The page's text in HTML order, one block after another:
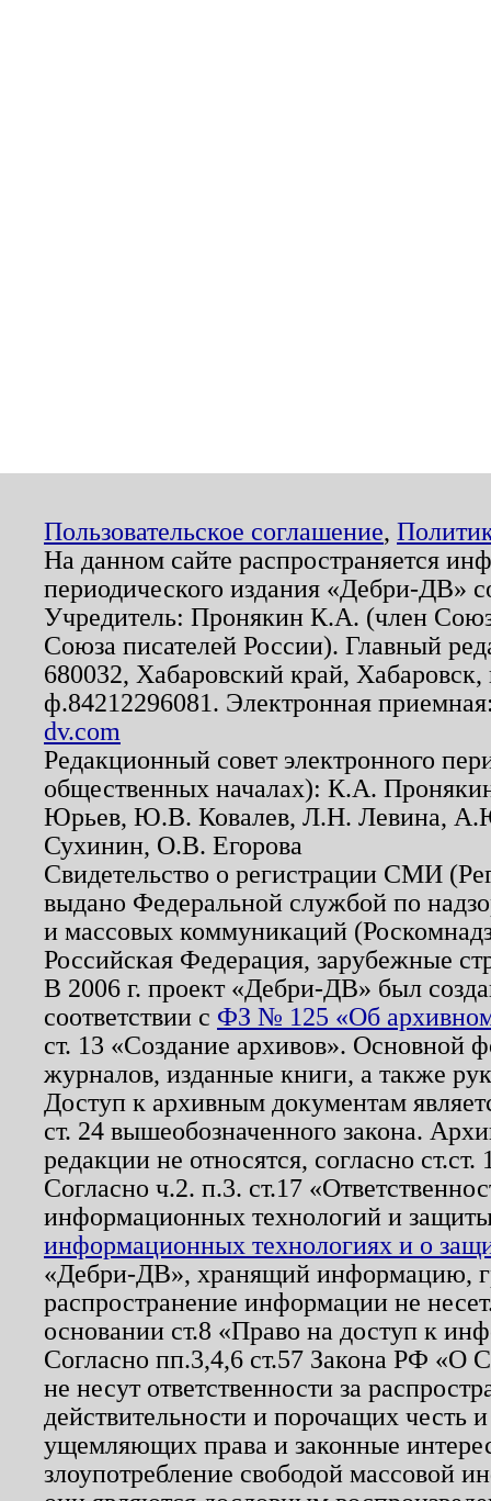
Пользовательское соглашение,
На данном сайте распространяется
периодического издания «Дебри-ДВ»
Учредитель: Пронякин К.А. (член
Союза писателей России). Главный
680032, Хабаровский край,
ф.84212296081. Электронная
dv.com
Редакционный совет электронного
общественных началах): К.А.
Юрьев, Ю.В. Ковалев, Л.Н. Левина,
Сухинин, О.В. Егорова
Свидетельство о регистрации СМИ
выдано Федеральной службой по
и массовых коммуникаций
Российская Федерация, зарубежные
В 2006 г. проект «Дебри-ДВ» был
соответствии с ФЗ № 125 «Об
ст. 13 «Создание архивов». Основной
журналов, изданные книги, а также
Доступ к архивным документам
ст. 24 вышеобозначенного закона.
редакции не относятся, согласно
Согласно ч.2. п.3. ст.17
информационных технологий и
информационных технологиях и о
«Дебри-ДВ», хранящий информацию,
распространение информации не
основании ст.8 «Право на доступ к
Согласно пп.3,4,6 ст.57 Закона РФ «О
не несут ответственности за
действительности и порочащих честь
ущемляющих права и законные
злоупотребление свободой массовой